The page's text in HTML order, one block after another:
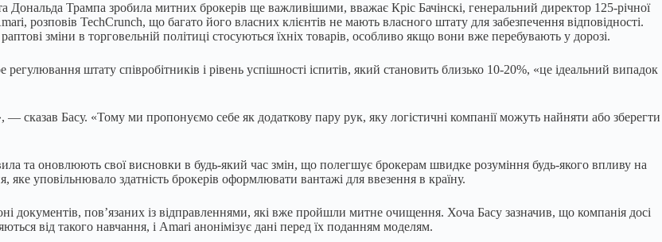
Дональда Трампа зробила митних брокерів ще важливішими, вважає Кріс Бачінскі, генеральний директор 125-річної
розповів TechCrunch, що багато його власних клієнтів не мають власного штату для забезпечення відповідності.
зміни в торговельній політиці стосуються їхніх товарів, особливо якщо вони вже перебувають у дорозі.
штату співробітників і рівень успішності іспитів, який становить близько 10-20%, «це ідеальний випадок
— сказав Басу. «Тому ми пропонуємо себе як додаткову пару рук, яку логістичні компанії можуть найняти або зберегти
та оновлюють свої висновки в будь-який час змін, що полегшує брокерам швидке розуміння будь-якого впливу на
яке уповільнювало здатність брокерів оформлювати вантажі для ввезення в країну.
документів, пов’язаних із відправленнями, які вже пройшли митне очищення. Хоча Басу зазначив, що компанія досі
від такого навчання, і Amari анонімізує дані перед їх поданням моделям.